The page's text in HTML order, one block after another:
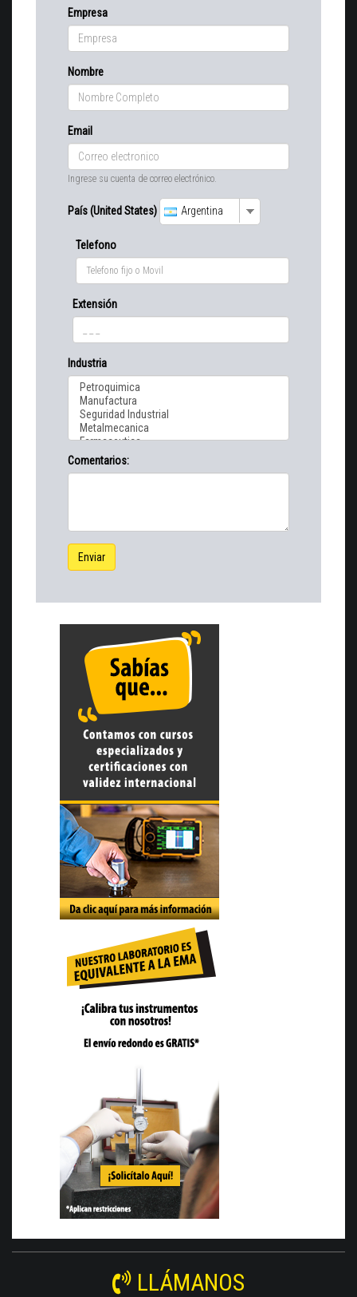
Empresa
Nombre
Email
Ingrese su cuenta de correo electrónico.
País (United States) Argentina
Telefono
Extensión
Industria
Comentarios:
Enviar
LLÁMANOS